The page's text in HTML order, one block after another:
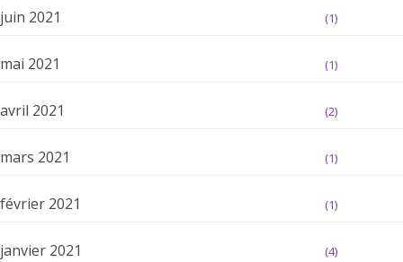
juin 2021 (1)
mai 2021 (1)
avril 2021 (2)
mars 2021 (1)
février 2021 (1)
janvier 2021 (4)